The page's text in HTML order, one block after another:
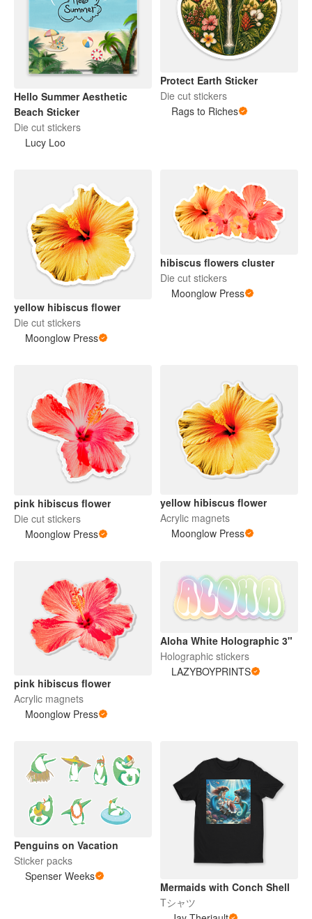
Hello Summer Aesthetic
Beach Sticker
Die cut stickers
Lucy Loo
Protect Earth Sticker
Die cut stickers
Rags to Riches
yellow hibiscus flower
Die cut stickers
Moonglow Press
hibiscus flowers cluster
Die cut stickers
Moonglow Press
pink hibiscus flower
Die cut stickers
Moonglow Press
yellow hibiscus flower
Acrylic magnets
Moonglow Press
pink hibiscus flower
Acrylic magnets
Moonglow Press
Aloha White Holographic 3"
Holographic stickers
LAZYBOYPRINTS
Penguins on Vacation
Sticker packs
Spenser Weeks
Mermaids with Conch Shell
Tシャツ